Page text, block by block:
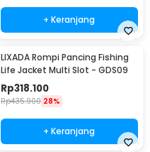
+ Keranjang
LIXADA Rompi Pancing Fishing
Life Jacket Multi Slot - GDS09
Rp318.100
Rp435.900 28%
+ Keranjang